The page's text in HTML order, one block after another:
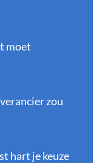
moet
zou
hart je keuze